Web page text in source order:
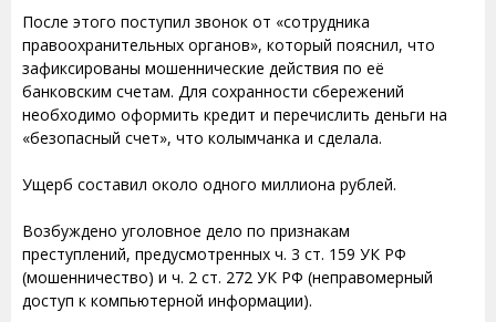
После этого поступил звонок от «сотрудника
правоохранительных органов», который пояснил, что
зафиксированы мошеннические действия по её
банковским счетам. Для сохранности сбережений
необходимо оформить кредит и перечислить деньги на
«безопасный счет», что колымчанка и сделала.
Ущерб составил около одного миллиона рублей.
Возбуждено уголовное дело по признакам
преступлений, предусмотренных ч. 3 ст. 159 УК РФ
(мошенничество) и ч. 2 ст. 272 УК РФ (неправомерный
доступ к компьютерной информации).